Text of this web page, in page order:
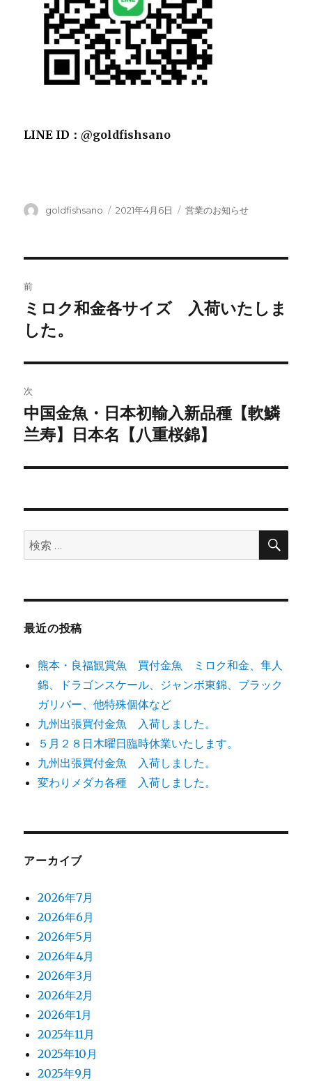
LINE ID：@goldfishsano
投
goldfishsano
投
2021年4月6日
カ
営業のお知らせ
稿
ナ
ビ
ゲ
ー
ン
前
前
の
稿:
ミロク和金各サイズ 入荷いたしま
した。
次
次
の
稿:
中国金魚・日本初輸入新品種【軟鱗
兰寿】日本名【八重桜錦】
検
索:
検
最近の投稿
熊本・良福観賞魚 買付金魚 ミロク和金、隼人
錦、ドラゴンスケール、ジャンボ東錦、ブラック
ガリバー、他特殊個体など
九州出張買付金魚 入荷しました。
５月２８日木曜日臨時休業いたします。
九州出張買付金魚 入荷しました。
変わりメダカ各種 入荷しました。
アーカイブ
2026年7月
2026年6月
2026年5月
2026年4月
2026年3月
2026年2月
2026年1月
2025年11月
2025年10月
2025年9月